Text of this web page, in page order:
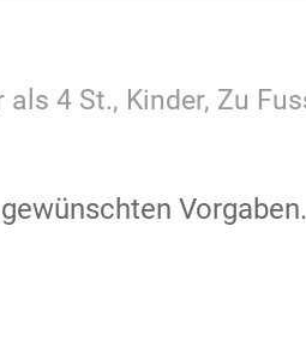
als 4 St., Kinder, Zu
Vorgaben.